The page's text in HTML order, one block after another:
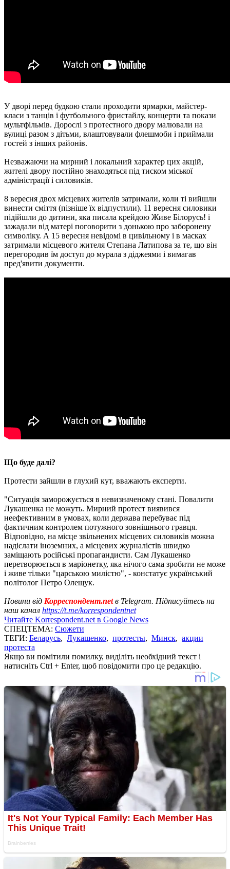
У дворі перед будкою стали проходити ярмарки, майстер-
класи з танців і футбольного фристайлу, концерти та покази
мультфільмів. Дорослі з протестного двору малювали на
вулиці разом з дітьми, влаштовували флешмоби і приймали
гостей з інших районів.
Незважаючи на мирний і локальний характер цих акцій,
жителі двору постійно знаходяться під тиском міської
адміністрації і силовиків.
8 вересня двох місцевих жителів затримали, коли ті вийшли
винести сміття (пізніше їх відпустили). 11 вересня силовики
підійшли до дитини, яка писала крейдою Живе Білорусь! і
зажадали від матері поговорити з донькою про заборонену
символіку. А 15 вересня невідомі в цивільному і в масках
затримали місцевого жителя Степана Латипова за те, що він
перегородив їм доступ до мурала з діджеями і вимагав
пред'явити документи.
Що буде далі?
Протести зайшли в глухий кут, вважають експерти.
"Ситуація заморожується в невизначеному стані. Повалити
Лукашенка не можуть. Мирний протест виявився
неефективним в умовах, коли держава перебуває під
фактичним контролем потужного зовнішнього гравця.
Відповідно, на місце звільнених місцевих силовиків можна
надіслати іноземних, а місцевих журналістів швидко
заміщають російські пропагандисти. Сам Лукашенко
перетворюється в маріонетку, яка нічого сама зробити не може
і живе тільки "царською милістю", - констатує український
політолог Петро Олещук.
Новини від Корреспондент.netв Telegram. Підписуйтесь на
наш канал https://t.me/korrespondentnet
Читайте Korrespondent.net в Google News
СПЕЦТЕМА: Сюжети
ТЕГИ: Беларусь, Лукашенко, протесты, Минск, акции
протеста
Якщо ви помітили помилку, виділіть необхідний текст і
натисніть Ctrl + Enter, щоб повідомити про це редакцію.